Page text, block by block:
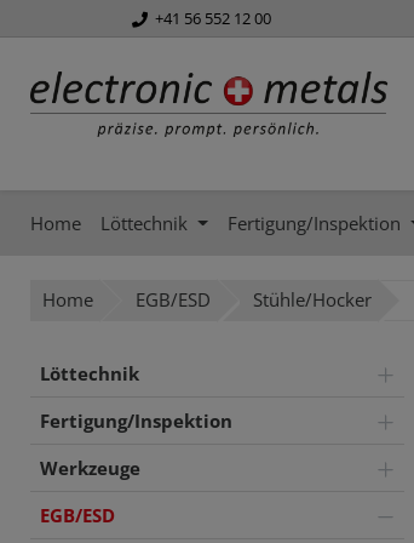
Zur Hauptnavigation springen
+41 56 552 12 00
Home Löttechnik Fertigung/Inspektion
Home EGB/ESD Stühle/Hocker
Löttechnik
Fertigung/Inspektion
Werkzeuge
EGB/ESD